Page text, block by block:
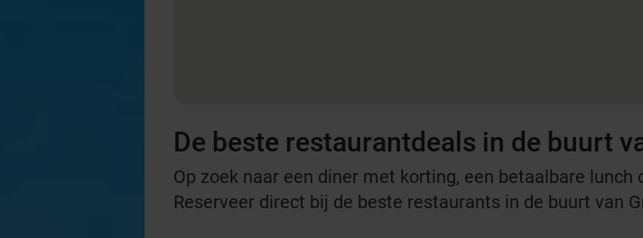
De beste restaurantdeals in de buurt
Op zoek naar een diner met korting, een betaalbare
Reserveer direct bij de beste restaurants in de buurt van